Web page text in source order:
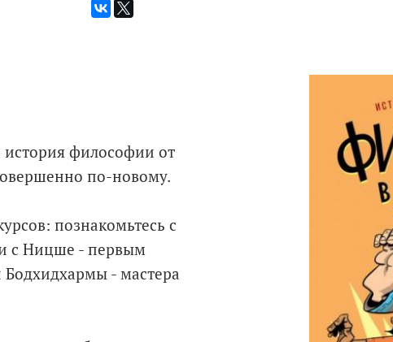
история философии от
по-новому.
познакомьтесь с
и с Ницше - первым
- мастера